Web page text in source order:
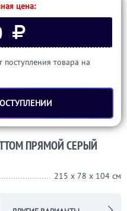
цена:
товара на
ПРЯМОЙ СЕРЫЙ
215 x 78 x 104 см